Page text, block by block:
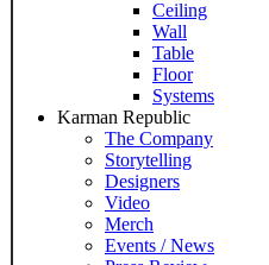
Ceiling
Wall
Table
Floor
Systems
Karman Republic
The Company
Storytelling
Designers
Video
Merch
Events / News